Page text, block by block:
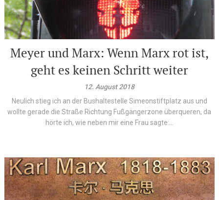
Meyer und Marx: Wenn Marx rot ist,
geht es keinen Schritt weiter
12. August 2018
Neulich stieg ich an der Bushaltestelle Simeonstiftplatz aus und
wollte gerade die Straße Richtung Fußgängerzone überqueren, da
hörte ich, wie neben mir eine Frau sagte:...